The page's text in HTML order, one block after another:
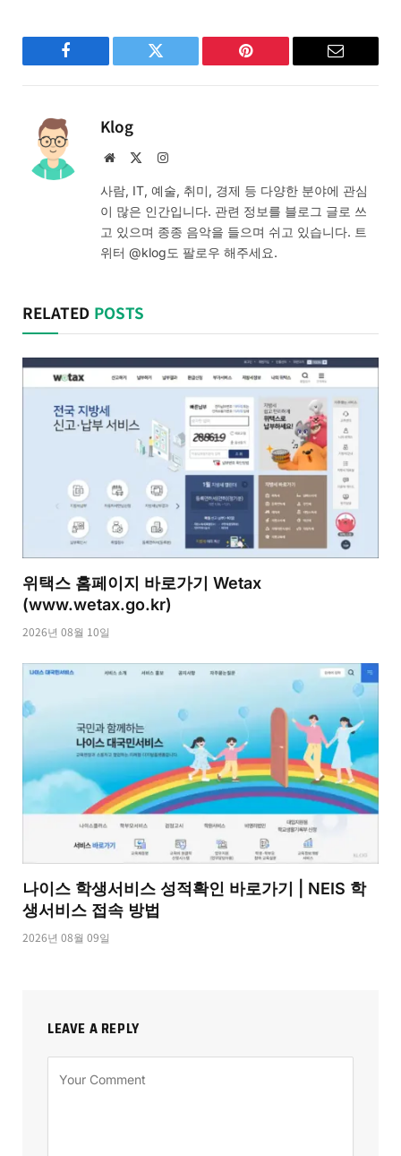
Facebook Twitter Pinterest Email
Klog
Website Instagram
사람, IT, 예술, 취미, 경제 등 다양한 분야에 관심
이 많은 인간입니다. 관련 정보를 블로그 글로 쓰
고 있으며 종종 음악을 들으며 쉬고 있습니다. 트
위터 @klog도 팔로우 해주세요.
RELATED POSTS
위택스 홈페이지 바로가기 Wetax
(www.wetax.go.kr)
2026년 08월 10일
나이스 학생서비스 성적확인 바로가기 | NEIS 학
생서비스 접속 방법
2026년 08월 09일
LEAVE A REPLY